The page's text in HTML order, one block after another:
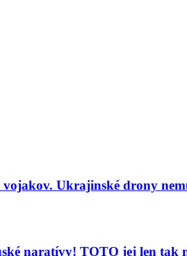
Ukrajinské drony
naratívy! TOTO jej len tak